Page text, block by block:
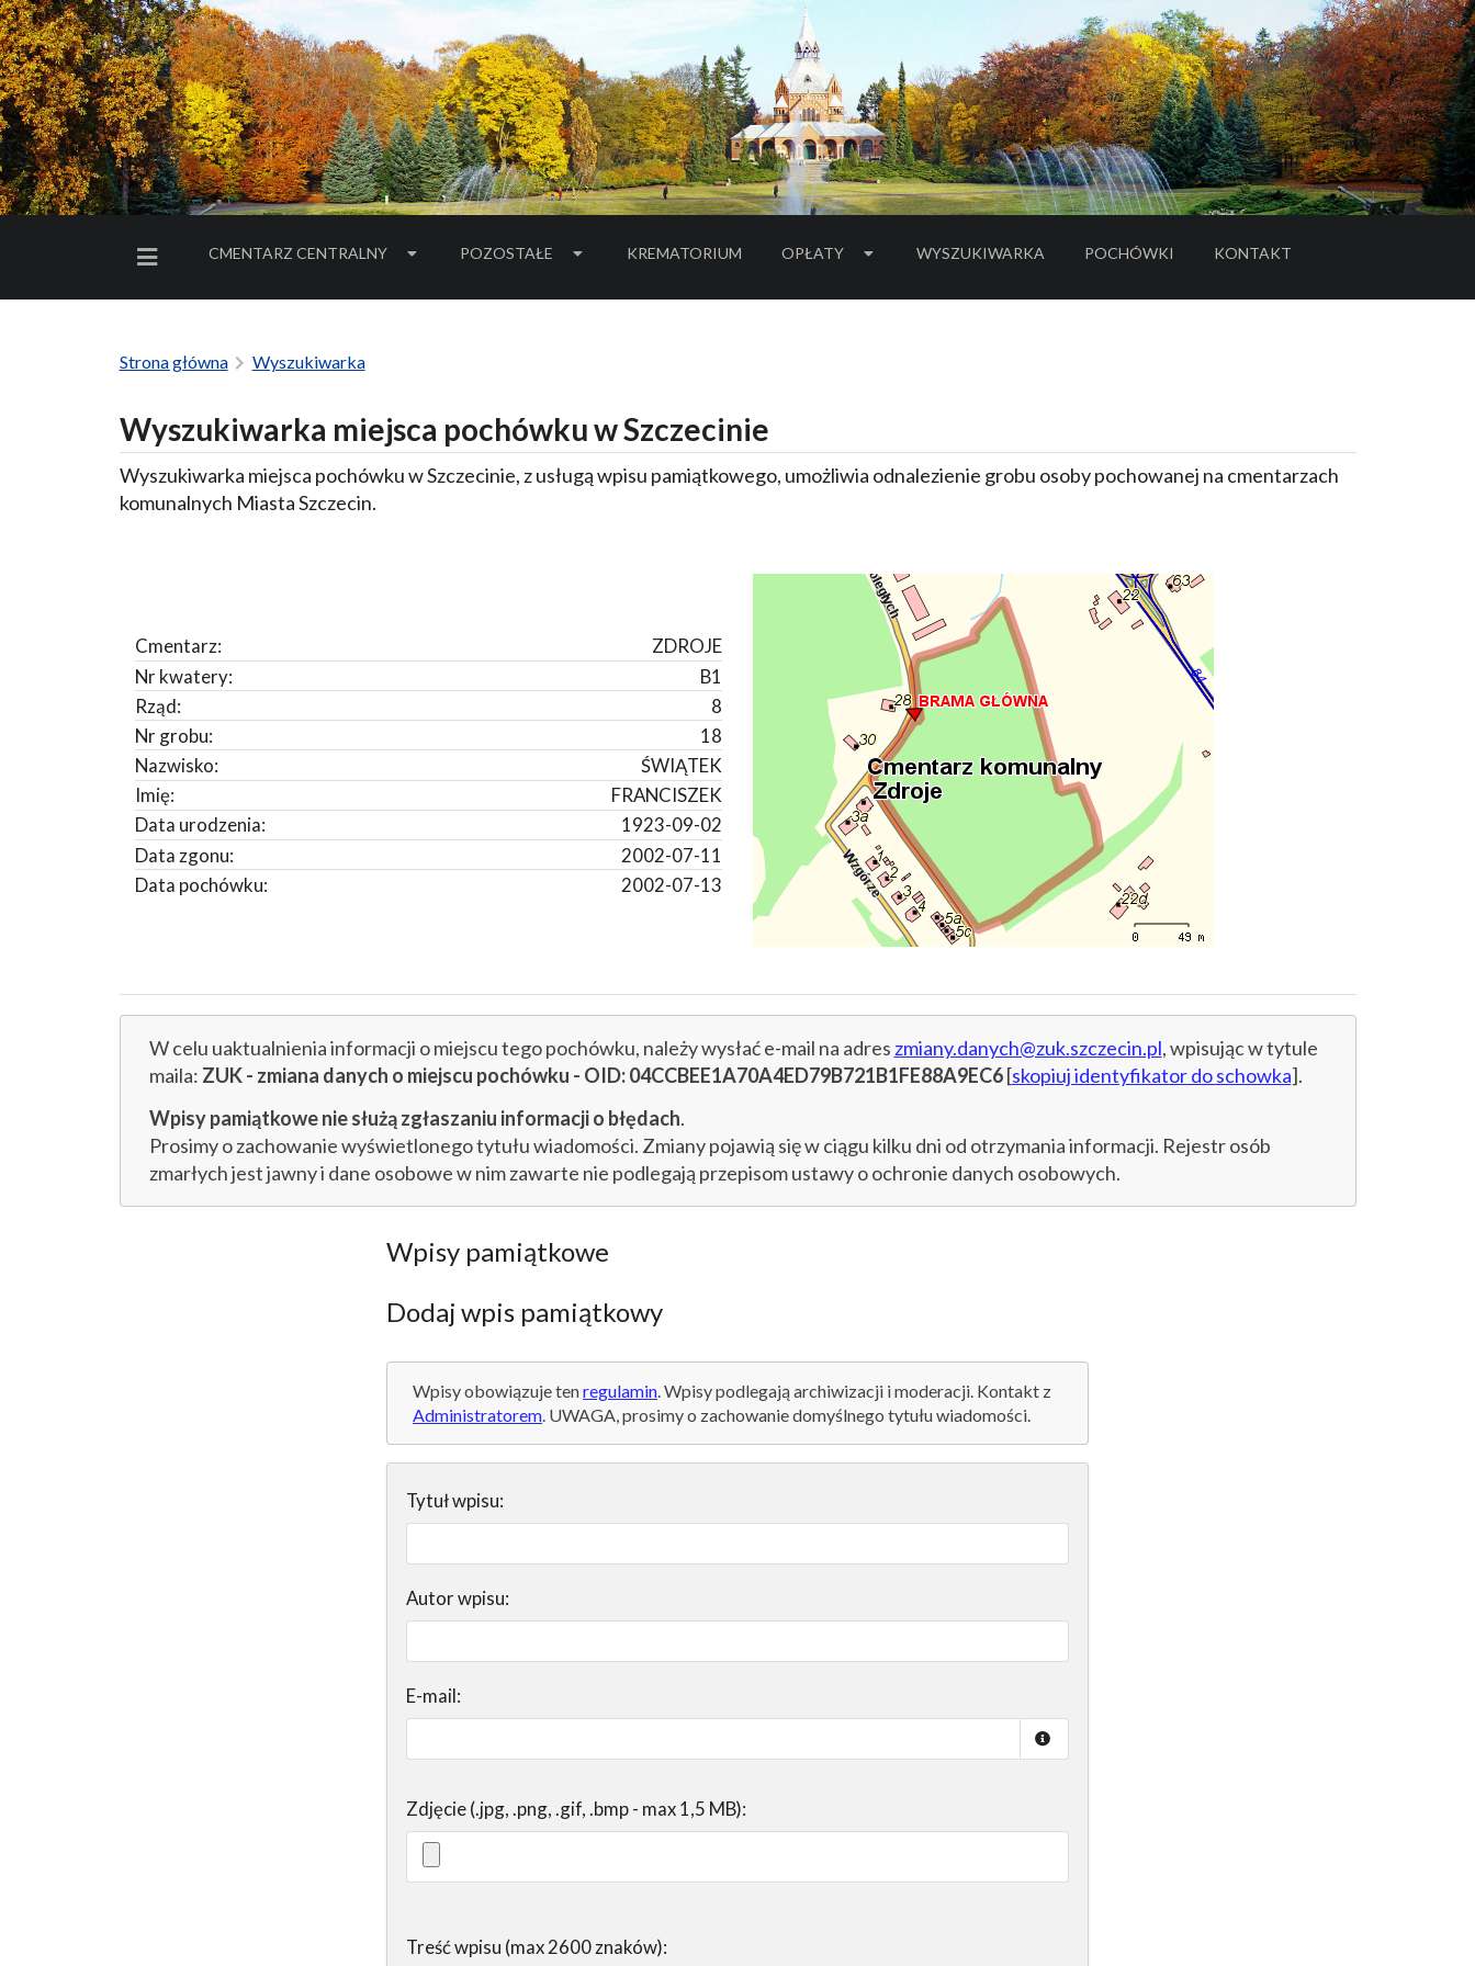
MENU BOCZNE
CMENTARZ CENTRALNY POZOSTAŁE KREMATORIUM OPŁATY WYSZUKIWARKA POCHÓWKI
- LINK DO SERWISU ZEWNĘTRZNEGO
KONTAKT
Strona główna Wyszukiwarka
Wyszukiwarka miejsca pochówku w Szczecinie
Wyszukiwarka miejsca pochówku w Szczecinie, z usługą wpisu pamiątkowego, umożliwia odnalezienie grobu osoby pochowanej na cmentarzach
komunalnych Miasta Szczecin.
ZDROJE
Cmentarz:
B1
Nr kwatery:
8
Rząd:
18
Nr grobu:
ŚWIĄTEK
Nazwisko:
FRANCISZEK
Imię:
1923-09-02
Data urodzenia:
2002-07-11
Data zgonu:
2002-07-13
Data pochówku:
W celu uaktualnienia informacji o miejscu tego pochówku, należy wysłać e-mail na adres zmiany.danych@zuk.szczecin.pl, wpisując w tytule
maila: ZUK - zmiana danych o miejscu pochówku - OID: 04CCBEE1A70A4ED79B721B1FE88A9EC6[skopiuj identyfikator do schowka].
Wpisy pamiątkowe nie służą zgłaszaniu informacji o błędach.
Prosimy o zachowanie wyświetlonego tytułu wiadomości. Zmiany pojawią się w ciągu kilku dni od otrzymania informacji. Rejestr osób
zmarłych jest jawny i dane osobowe w nim zawarte nie podlegają przepisom ustawy o ochronie danych osobowych.
Wpisy pamiątkowe
Dodaj wpis pamiątkowy
Wpisy obowiązuje tenregulamin. Wpisy podlegają archiwizacji i moderacji. Kontakt z
Administratorem. UWAGA, prosimy o zachowanie domyślnego tytułu wiadomości.
Tytuł wpisu:
Autor wpisu:
E-mail:
Zdjęcie (.jpg, .png, .gif, .bmp - max 1,5 MB):
Treść wpisu (max 2600 znaków):